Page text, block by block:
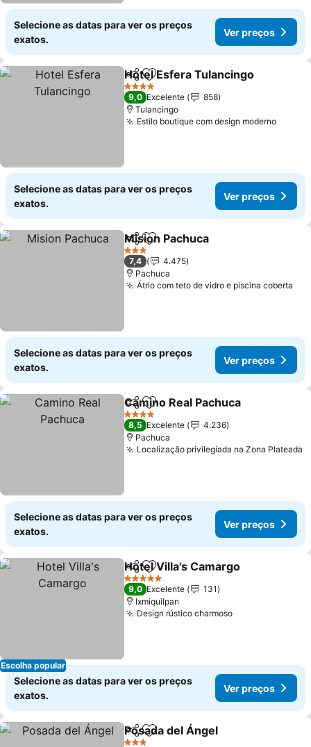
Selecione as datas para ver os preços
exatos.
Ver preços
PartilharAdicionar aos favoritos
Hotel Esfera Tulancingo
4 Estrelas
9,0 Excelente
858
Tulancingo
Estilo boutique com design moderno
Selecione as datas para ver os preços
exatos.
Ver preços
PartilharAdicionar aos favoritos
Mision Pachuca
3 Estrelas
7,4
4.475
Pachuca
Átrio com teto de vidro e piscina coberta
Selecione as datas para ver os preços
exatos.
Ver preços
PartilharAdicionar aos favoritos
Camino Real Pachuca
4 Estrelas
8,5 Excelente
4.236
Pachuca
Localização privilegiada na Zona Plateada
Selecione as datas para ver os preços
exatos.
Ver preços
Escolha popular
PartilharAdicionar aos favoritos
Hotel Villa's Camargo
5 Estrelas
9,0 Excelente
131
Ixmiquilpan
Design rústico charmoso
Selecione as datas para ver os preços
exatos.
Ver preços
PartilharAdicionar aos favoritos
Posada del Ángel